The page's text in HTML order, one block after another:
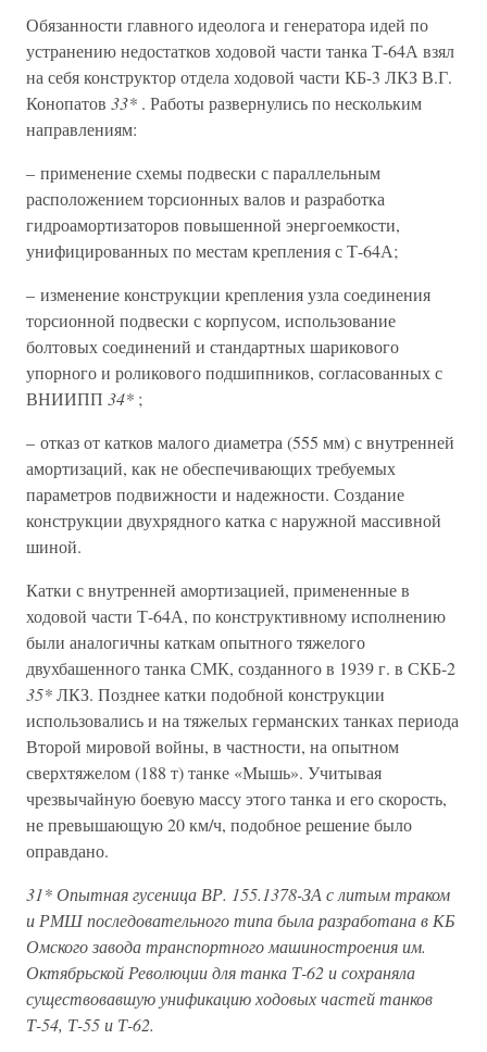
Обязанности главного идеолога и генератора идей по
устранению недостатков ходовой части танка Т-64А взял
на себя конструктор отдела ходовой части КБ-3 ЛКЗ В.Г.
Конопатов 33* . Работы развернулись по нескольким
направлениям:
– применение схемы подвески с параллельным
расположением торсионных валов и разработка
гидроамортизаторов повышенной энергоемкости,
унифицированных по местам крепления с Т-64А;
– изменение конструкции крепления узла соединения
торсионной подвески с корпусом, использование
болтовых соединений и стандартных шарикового
упорного и роликового подшипников, согласованных с
ВНИИПП 34* ;
– отказ от катков малого диаметра (555 мм) с внутренней
амортизаций, как не обеспечивающих требуемых
параметров подвижности и надежности. Создание
конструкции двухрядного катка с наружной массивной
шиной.
Катки с внутренней амортизацией, примененные в
ходовой части Т-64А, по конструктивному исполнению
были аналогичны каткам опытного тяжелого
двухбашенного танка СМК, созданного в 1939 г. в СКБ-2
35*ЛКЗ. Позднее катки подобной конструкции
использовались и на тяжелых германских танках периода
Второй мировой войны, в частности, на опытном
сверхтяжелом (188 т) танке «Мышь». Учитывая
чрезвычайную боевую массу этого танка и его скорость,
не превышающую 20 км/ч, подобное решение было
оправдано.
31* Опытная гусеница ВР. 155.1378-ЗА с литым траком
и РМШ последовательного типа была разработана в КБ
Омского завода транспортного машиностроения им.
Октябрьской Революции для танка Т-62 и сохраняла
существовавшую унификацию ходовых частей танков
Т-54, Т-55 и Т-62.